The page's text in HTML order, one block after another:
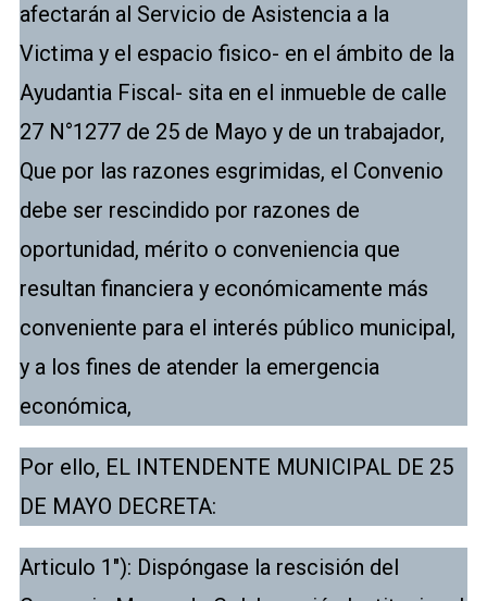
afectarán al Servicio de Asistencia a la
Victima y el espacio fisico- en el ámbito de la
Ayudantia Fiscal- sita en el inmueble de calle
27 N°1277 de 25 de Mayo y de un trabajador,
Que por las razones esgrimidas, el Convenio
debe ser rescindido por razones de
oportunidad, mérito o conveniencia que
resultan financiera y económicamente más
conveniente para el interés público municipal,
y a los fines de atender la emergencia
económica,
Por ello, EL INTENDENTE MUNICIPAL DE 25
DE MAYO DECRETA:
Articulo 1″): Dispóngase la rescisión del